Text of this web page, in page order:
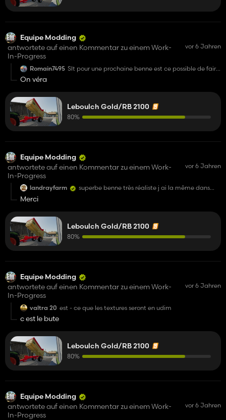
Equipe Modding
antwortete auf einen Kommentar zu einem Work-
In-Progress
vor 6 Jahren
Romain7495 Slt pour une prochaine benne est ce possible de faire
On véra
Leboulch Gold/RB 2100
80%
Equipe Modding
antwortete auf einen Kommentar zu einem Work-
In-Progress
vor 6 Jahren
landrayfarm
superbe benne très réaliste j ai la même dans
Merci
Leboulch Gold/RB 2100
80%
Equipe Modding
antwortete auf einen Kommentar zu einem Work-
In-Progress
vor 6 Jahren
valtra 20 est - ce que les textures seront en udim
c est le bute
Leboulch Gold/RB 2100
80%
Equipe Modding
antwortete auf einen Kommentar zu einem Work-
In-Progress
vor 6 Jahren